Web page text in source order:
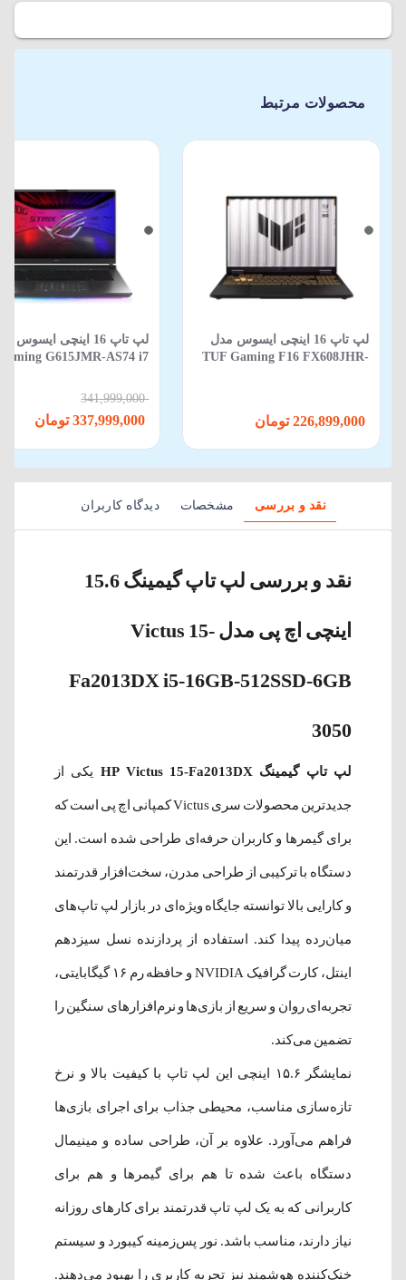
محصولات مرتبط
لپ تاپ 16 اینچی ایسوس مدل
TUF Gaming F16 FX608JHR-
لپ‌ تاپ 16 اینچی ایسوس
G615JMR-AS74 i7
RTX5060-WIN 11
341,999,000
نقد و بررسی مشخصات دیدگاه کاربران
نقد و بررسی لپ تاپ گیمینگ 15.6
اینچی اچ پی مدل Victus 15-
Fa2013DX i5-16GB-512SSD-6GB
3050
لپ تاپ گیمینگ HP Victus 15-Fa2013DX یکی از
جدیدترین محصولات سری Victus کمپانی اچ پی است که
برای گیمرها و کاربران حرفه‌ای طراحی شده است. این
دستگاه با ترکیبی از طراحی مدرن، سخت‌افزار قدرتمند
و کارایی بالا توانسته جایگاه ویژه‌ای در بازار لپ تاپ‌های
میان‌رده پیدا کند. استفاده از پردازنده نسل سیزدهم
اینتل، کارت گرافیک NVIDIA و حافظه رم ۱۶ گیگابایتی،
تجربه‌ای روان و سریع از بازی‌ها و نرم‌افزارهای سنگین را
تضمین می‌کند.
نمایشگر ۱۵.۶ اینچی این لپ تاپ با کیفیت بالا و نرخ
تازه‌سازی مناسب، محیطی جذاب برای اجرای بازی‌ها
فراهم می‌آورد. علاوه بر آن، طراحی ساده و مینیمال
دستگاه باعث شده تا هم برای گیمرها و هم برای
کاربرانی که به یک لپ تاپ قدرتمند برای کارهای روزانه
نیاز دارند، مناسب باشد. نور پس‌زمینه کیبورد و سیستم
خنک‌کننده هوشمند نیز تجربه کاربری را بهبود می‌دهند.